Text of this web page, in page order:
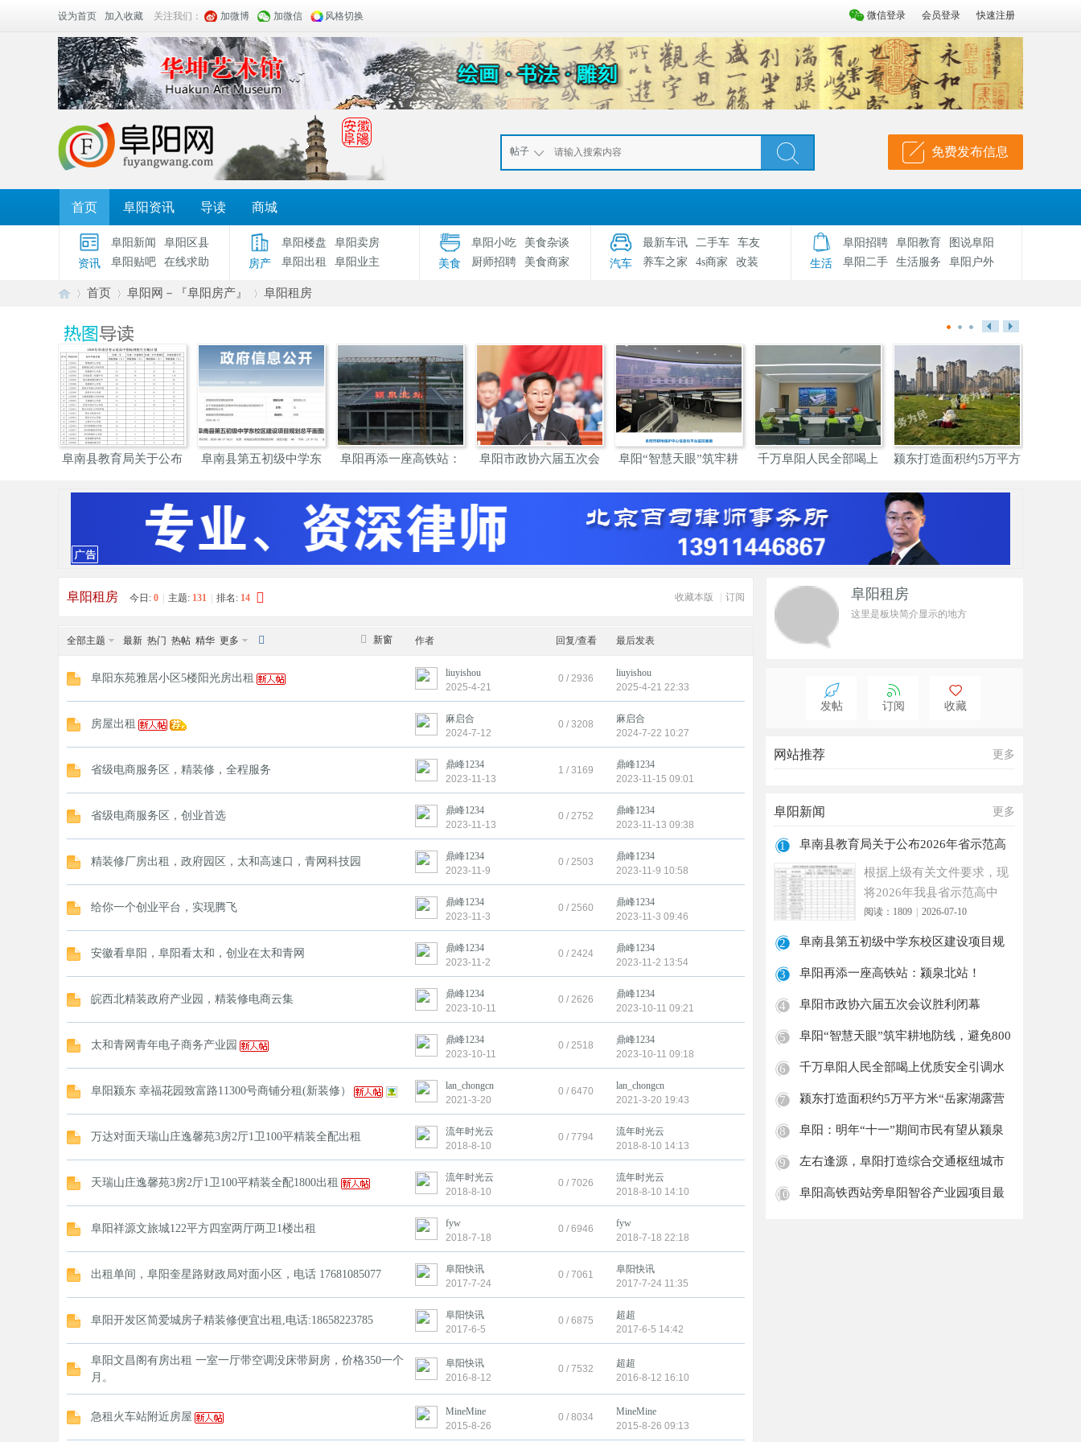
微信登录 会员登录 快速注册
设为首页 加入收藏 关注我们： 加微博 加微信 风格切换
帖子 免费发布信息
首页 阜阳资讯 导读 商城
资讯
阜阳新闻
阜阳区县
阜阳贴吧
在线求助 房产
阜阳楼盘
阜阳卖房
阜阳出租
阜阳业主 美食
阜阳小吃
美食杂谈
厨师招聘
美食商家 汽车
最新车讯 二手车
车友
养车之家
4s商家 改装 生活
阜阳招聘 阜阳教育
图说阜阳
阜阳二手
生活服务 阜阳户外
阜
网
»
首页
›
阜阳网－『阜阳房产』
›
阜阳租房
阜南县教育局关于公布
阜南县第五初级中学东
阜阳再添一座高铁站：
阜阳市政协六届五次会
阜阳“智慧天眼”筑牢耕
千万阜阳人民全部喝上
颍东打造面积约5万平方
收藏本版 订阅
阜阳租房 今日: 0 主题: 131 排名: 14
新窗
全部主题 最新 热门 热帖 精华 更多 作者 回复/查看 最后发表
阜阳东苑雅居小区5楼阳光房出租
liuyishou
2025-4-21
0 / 2936
liuyishou
2025-4-21 22:33
房屋出租
麻启合
2024-7-12
0 / 3208
麻启合
2024-7-22 10:27
省级电商服务区，精装修，全程服务
鼎峰1234
2023-11-13
1 / 3169
鼎峰1234
2023-11-15 09:01
省级电商服务区，创业首选
鼎峰1234
2023-11-13
0 / 2752
鼎峰1234
2023-11-13 09:38
精装修厂房出租，政府园区，太和高速口，青网科技园
鼎峰1234
2023-11-9
0 / 2503
鼎峰1234
2023-11-9 10:58
给你一个创业平台，实现腾飞
鼎峰1234
2023-11-3
0 / 2560
鼎峰1234
2023-11-3 09:46
安徽看阜阳，阜阳看太和，创业在太和青网
鼎峰1234
2023-11-2
0 / 2424
鼎峰1234
2023-11-2 13:54
皖西北精装政府产业园，精装修电商云集
鼎峰1234
2023-10-11
0 / 2626
鼎峰1234
2023-10-11 09:21
太和青网青年电子商务产业园
鼎峰1234
2023-10-11
0 / 2518
鼎峰1234
2023-10-11 09:18
阜阳颍东 幸福花园致富路11300号商铺分租(新装修）
lan_chongcn
2021-3-20
0 / 6470
lan_chongcn
2021-3-20 19:43
万达对面天瑞山庄逸馨苑3房2厅1卫100平精装全配出租
流年时光云
2018-8-10
0 / 7794
流年时光云
2018-8-10 14:13
天瑞山庄逸馨苑3房2厅1卫100平精装全配1800出租
流年时光云
2018-8-10
0 / 7026
流年时光云
2018-8-10 14:10
阜阳祥源文旅城122平方四室两厅两卫1楼出租
fyw
2018-7-18
0 / 6946
fyw
2018-7-18 22:18
出租单间，阜阳奎星路财政局对面小区，电话 17681085077
阜阳快讯
2017-7-24
0 / 7061
阜阳快讯
2017-7-24 11:35
阜阳开发区简爱城房子精装修便宜出租,电话:18658223785
阜阳快讯
2017-6-5
0 / 6875
超超
2017-6-5 14:42
阜阳文昌阁有房出租 一室一厅带空调没床带厨房，价格350一个
月。
阜阳快讯
2016-8-12
0 / 7532
超超
2016-8-12 16:10
急租火车站附近房屋
MineMine
2015-8-26
0 / 8034
MineMine
2015-8-26 09:13
阜阳租房
这里是板块简介显示的地方
发帖 订阅 收藏
网站推荐 更多
阜阳新闻 更多
1
阜南县教育局关于公布2026年省示范高
中指标
根据上级有关文件要求，现
将2026年我县省示范高中
指标到校生分配计划公布如
阅读：1809 2026-07-10
2
阜南县第五初级中学东校区建设项目规
3
阜阳再添一座高铁站：颍泉北站！
4 阜阳市政协六届五次会议胜利闭幕
5
阜阳“智慧天眼”筑牢耕地防线，避免800
6
千万阜阳人民全部喝上优质安全引调水
7
颍东打造面积约5万平方米“岳家湖露营
8
阜阳：明年“十一”期间市民有望从颍泉
9
左右逢源，阜阳打造综合交通枢纽城市
10
阜阳高铁西站旁阜阳智谷产业园项目最